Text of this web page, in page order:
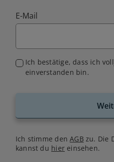
E-Mail
Ich bestätige, dass ich
einverstanden bin.
Ich stimme denAGB zu. Die
kannst du hiereinsehen.